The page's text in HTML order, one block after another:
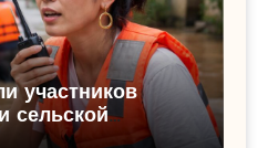
участников
сельской
вокруг